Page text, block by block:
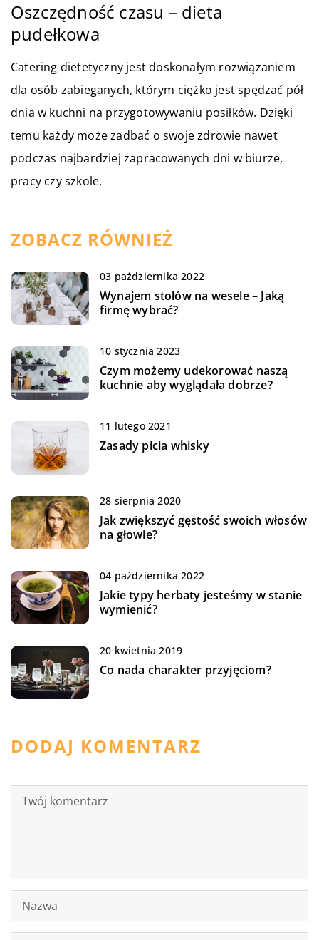
Oszczędność czasu – dieta
pudełkowa
Catering dietetyczny jest doskonałym rozwiązaniem
dla osób zabieganych, którym ciężko jest spędzać pół
dnia w kuchni na przygotowywaniu posiłków. Dzięki
temu każdy może zadbać o swoje zdrowie nawet
podczas najbardziej zapracowanych dni w biurze,
pracy czy szkole.
ZOBACZ RÓWNIEŻ
03 października 2022
Wynajem stołów na wesele – Jaką
firmę wybrać?
10 stycznia 2023
Czym możemy udekorować naszą
kuchnie aby wyglądała dobrze?
11 lutego 2021
Zasady picia whisky
28 sierpnia 2020
Jak zwiększyć gęstość swoich włosów
na głowie?
04 października 2022
Jakie typy herbaty jesteśmy w stanie
wymienić?
20 kwietnia 2019
Co nada charakter przyjęciom?
DODAJ KOMENTARZ